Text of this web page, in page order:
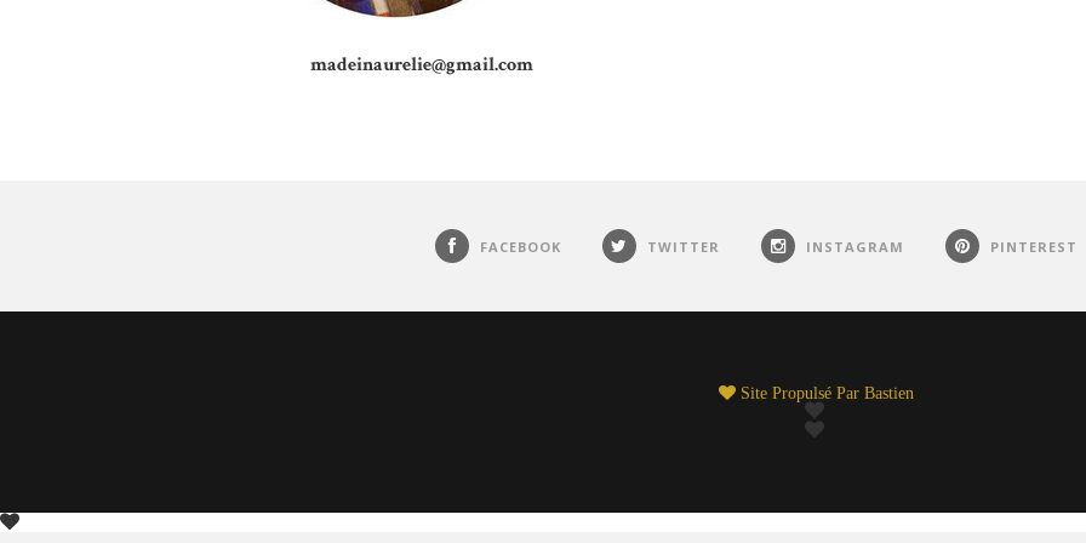
madeinaurelie@gmail.com
FACEBOOK TWITTER INSTAGRAM PINTEREST
Site Propulsé Par Bastien